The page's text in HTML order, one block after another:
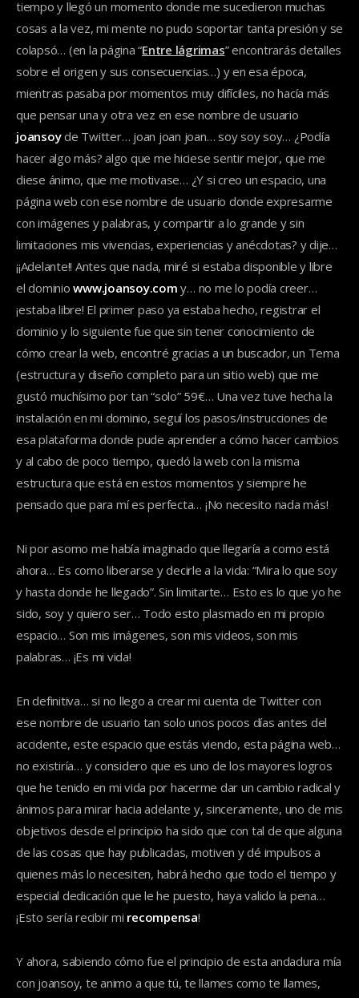
tiempo y llegó un momento donde me sucedieron muchas
cosas a la vez, mi mente no pudo soportar tanta presión y se
colapsó… (en la página “Entre lágrimas” encontrarás detalles
sobre el origen y sus consecuencias…) y en esa época,
mientras pasaba por momentos muy difíciles, no hacía más
que pensar una y otra vez en ese nombre de usuario
joansoyde Twitter… joan joan joan… soy soy soy… ¿Podía
hacer algo más? algo que me hiciese sentir mejor, que me
diese ánimo, que me motivase… ¿Y si creo un espacio, una
página web con ese nombre de usuario donde expresarme
con imágenes y palabras, y compartir a lo grande y sin
limitaciones mis vivencias, experiencias y anécdotas? y dije…
¡¡Adelante!! Antes que nada, miré si estaba disponible y libre
el dominiowww.joansoy.com y… no me lo podía creer…
¡estaba libre! El primer paso ya estaba hecho, registrar el
dominio y lo siguiente fue que sin tener conocimiento de
cómo crear la web, encontré gracias a un buscador, un Tema
(estructura y diseño completo para un sitio web) que me
gustó muchísimo por tan “solo” 59€… Una vez tuve hecha la
instalación en mi dominio, seguí los pasos/instrucciones de
esa plataforma donde pude aprender a cómo hacer cambios
y al cabo de poco tiempo, quedó la web con la misma
estructura que está en estos momentos y siempre he
pensado que para mí es perfecta… ¡No necesito nada más!
Ni por asomo me había imaginado que llegaría a como está
ahora… Es como liberarse y decirle a la vida: “Mira lo que soy
y hasta donde he llegado”. Sin limitarte… Esto es lo que yo he
sido, soy y quiero ser… Todo esto plasmado en mi propio
espacio… Son mis imágenes, son mis videos, son mis
palabras… ¡Es mi vida!
En definitiva… si no llego a crear mi cuenta de Twitter con
ese nombre de usuario tan solo unos pocos días antes del
accidente, este espacio que estás viendo, esta página web…
no existiría… y considero que es uno de los mayores logros
que he tenido en mi vida por hacerme dar un cambio radical y
ánimos para mirar hacia adelante y, sinceramente, uno de mis
objetivos desde el principio ha sido que con tal de que alguna
de las cosas que hay publicadas, motiven y dé impulsos a
quienes más lo necesiten, habrá hecho que todo el tiempo y
especial dedicación que le he puesto, haya valido la pena…
¡Esto sería recibir mi recompensa!
Y ahora, sabiendo cómo fue el principio de esta andadura mía
con joansoy, te animo a que tú, te llames como te llames,